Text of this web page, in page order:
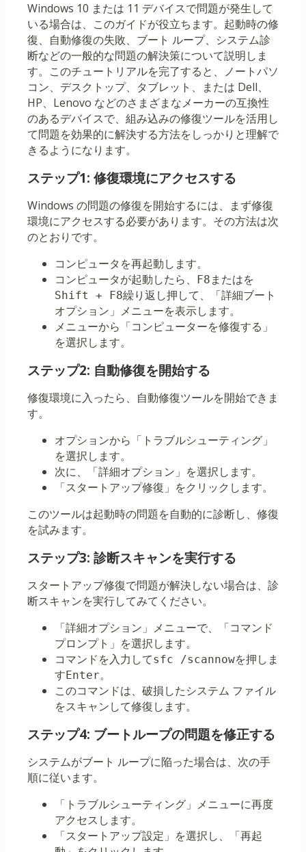
Windows 10 または 11 デバイスで問題が発生して
いる場合は、このガイドが役立ちます。起動時の修
復、自動修復の失敗、ブート ループ、システム診
断などの一般的な問題の解決策について説明しま
す。このチュートリアルを完了すると、ノートパソ
コン、デスクトップ、タブレット、または Dell、
HP、Lenovo などのさまざまなメーカーの互換性
のあるデバイスで、組み込みの修復ツールを活用し
て問題を効果的に解決する方法をしっかりと理解で
きるようになります。
ステップ1: 修復環境にアクセスする
Windows の問題の修復を開始するには、まず修復
環境にアクセスする必要があります。その方法は次
のとおりです。
コンピュータを再起動します。
コンピュータが起動したら、
F8 またはを
Shift + F8繰り返し押して、「詳細ブート
オプション」メニューを表示します。
メニューから「コンピューターを修復する」
を選択します。
ステップ2: 自動修復を開始する
修復環境に入ったら、自動修復ツールを開始できま
す。
オプションから「トラブルシューティング」
を選択します。
次に、「詳細オプション」を選択します。
「スタートアップ修復」をクリックします。
このツールは起動時の問題を自動的に診断し、修復
を試みます。
ステップ3: 診断スキャンを実行する
スタートアップ修復で問題が解決しない場合は、診
断スキャンを実行してみてください。
「詳細オプション」メニューで、「コマンド
プロンプト」を選択します。
コマンドを入力してsfc /scannowを押しま
す Enter。
このコマンドは、破損したシステム ファイル
をスキャンして修復します。
ステップ4: ブートループの問題を修正する
システムがブート ループに陥った場合は、次の手
順に従います。
「トラブルシューティング」メニューに再度
アクセスします。
「スタートアップ設定」を選択し、「再起